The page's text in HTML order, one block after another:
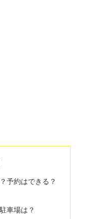
予約はできる？
車場は？